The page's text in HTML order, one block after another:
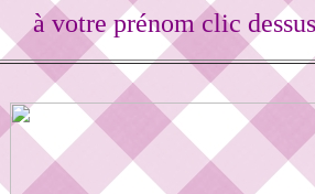
à votre prénom clic dessus